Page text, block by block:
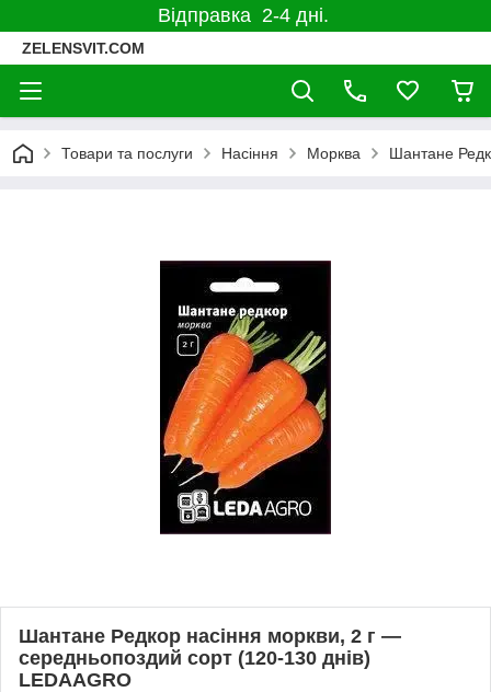
Відправка 2-4 дні.
ZELENSVIT.COM
Товари та послуги Насіння Морква Шантане
Шантане Редкор насіння моркви, 2 г —
середньопоздий сорт (120-130 днів)
LEDAAGRO